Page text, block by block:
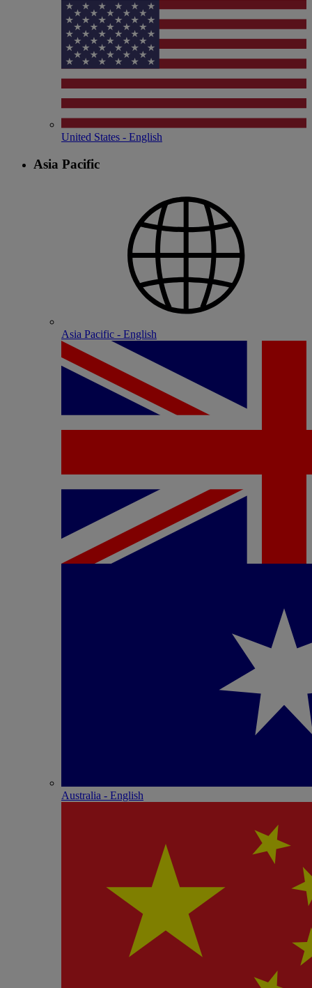
United States - English
Asia Pacific
Asia Pacific - English
Australia - English